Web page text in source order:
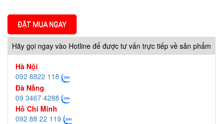
ĐẶT MUA NGAY
Hãy gọi ngay vào Hotline để được tư vấn trực tiếp về sản phẩm
Hà Nội
092 8822 118
Đà Nẵng
09 3467 4288
Hồ Chí Minh
092 88 22 119